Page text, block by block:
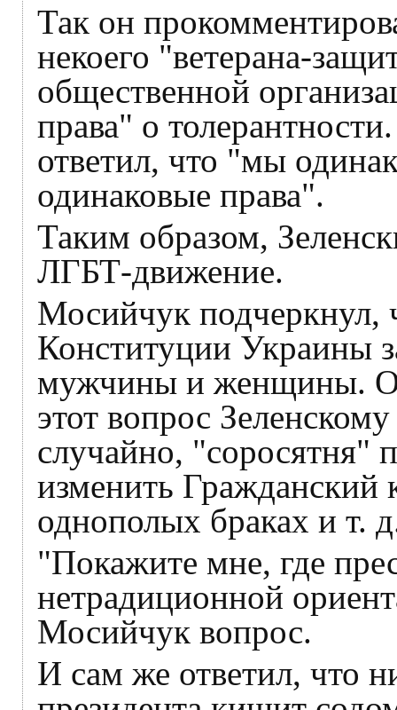
Так он
некоего "ветерана-
общественной
права" о
ответил, что "мы
одинаковые права".
Таким образом,
ЛГБТ-движение.
Мосийчук подчеркнул,
Конституции Украины
мужчины и женщины.
этот вопрос
случайно, "соросятня"
изменить Гражданский
однополых браках и т.
"Покажите мне, где
нетрадиционной
Мосийчук вопрос.
И сам же ответил, что